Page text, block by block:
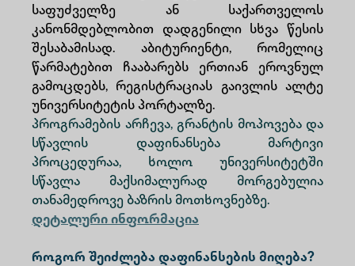
საფუძველზე ან საქართველოს
კანონმდებლობით დადგენილი სხვა წესის
შესაბამისად. აბიტურიენტი, რომელიც
წარმატებით ჩააბარებს ერთიან ეროვნულ
გამოცდებს, რეგისტრაციას გაივლის ალტე
უნივერსიტეტის პორტალზე.
პროგრამების არჩევა, გრანტის მოპოვება და
სწავლის დაფინანსება მარტივი
პროცედურაა, ხოლო უნივერსიტეტში
სწავლა მაქსიმალურად მორგებულია
თანამედროვე ბაზრის მოთხოვნებზე.
დეტალური ინფორმაცია
როგორ შეიძლება დაფინანსების მიღება?